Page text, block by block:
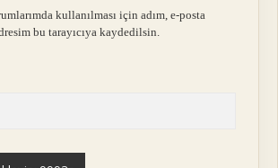
kullanılması için adım, e-posta
bu tarayıcıya kaydedilsin.